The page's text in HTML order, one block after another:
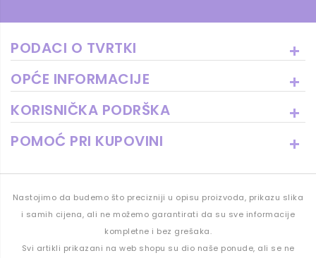
PODACI O TVRTKI
OPĆE INFORMACIJE
KORISNIČKA PODRŠKA
POMOĆ PRI KUPOVINI
Nastojimo da budemo što precizniji u opisu proizvoda, prikazu slika
i samih cijena, ali ne možemo garantirati da su sve informacije
kompletne i bez grešaka.
Svi artikli prikazani na web shopu su dio naše ponude, ali se ne